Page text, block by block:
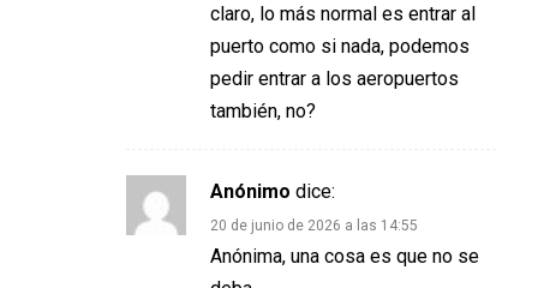
claro, lo más normal es entrar al
puerto como si nada, podemos
pedir entrar a los aeropuertos
también, no?
Anónimo dice:
20 de junio de 2026 a las 14:55
Anónima, una cosa es que no se